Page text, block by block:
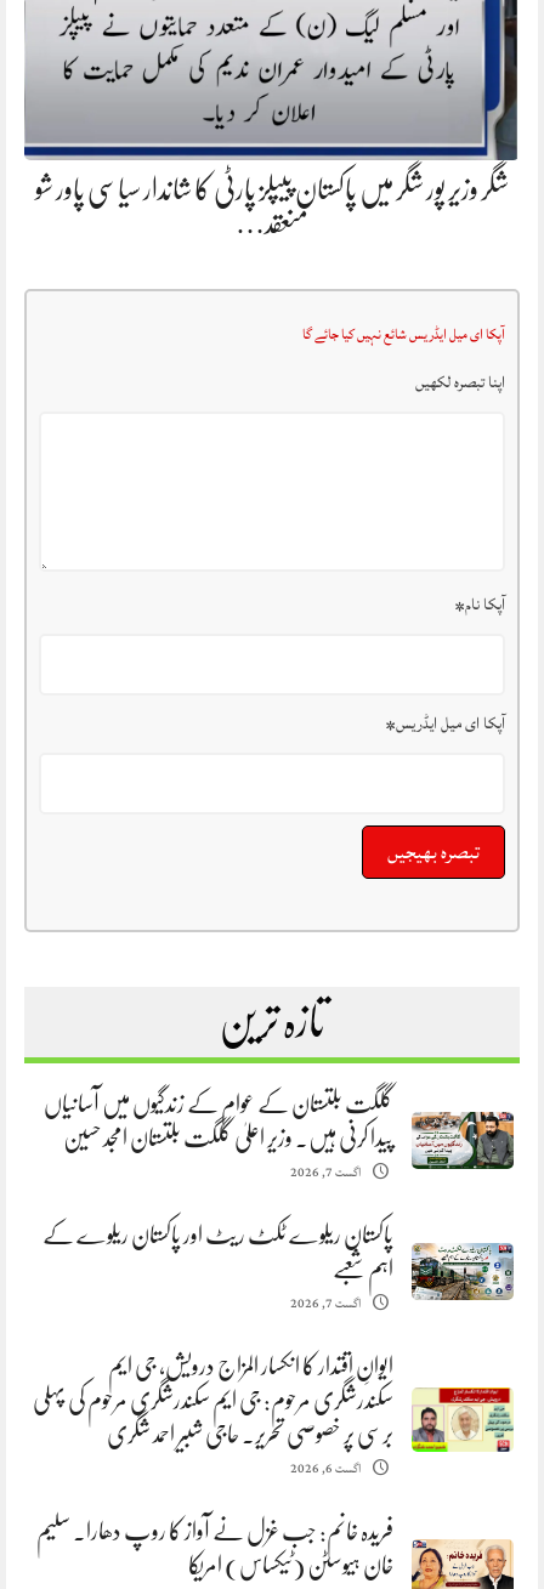
شگر وزیر پور شگر میں پاکستان پیپلز پارٹی کا شاندار سیاسی پاور شو
منعقد…
آپکا ای میل ایڈریس شائع نہیں کیا جائے گا
اپنا تبصرہ لکھیں
آپکا نام*
آپکا ای میل ایڈریس*
تازہ ترین
گلگت بلتستان کے عوام کے زندگیوں میں آسانیاں
پیدا کرنی ہیں. وزیر اعلیٰ گلگت بلتستان امجد حسین
اگست 7, 2026
پاکستان ریلوے ٹکٹ ریٹ اور پاکستان ریلوے کے
اہم شعبے
اگست 7, 2026
ایوانِ اقتدار کا انکسار المزاج درویش، جی ایم
سکندرشگری مرحوم: جی ایم سکندرشگری مرحوم کی پہلی
برسی پر خصوصی تحریر. حاجی شبیر احمد شگری
اگست 6, 2026
فریدہ خانم: جب غزل نے آواز کا روپ دھارا. سلیم
خان ہیوسٹن (ٹیکساس) امریکا